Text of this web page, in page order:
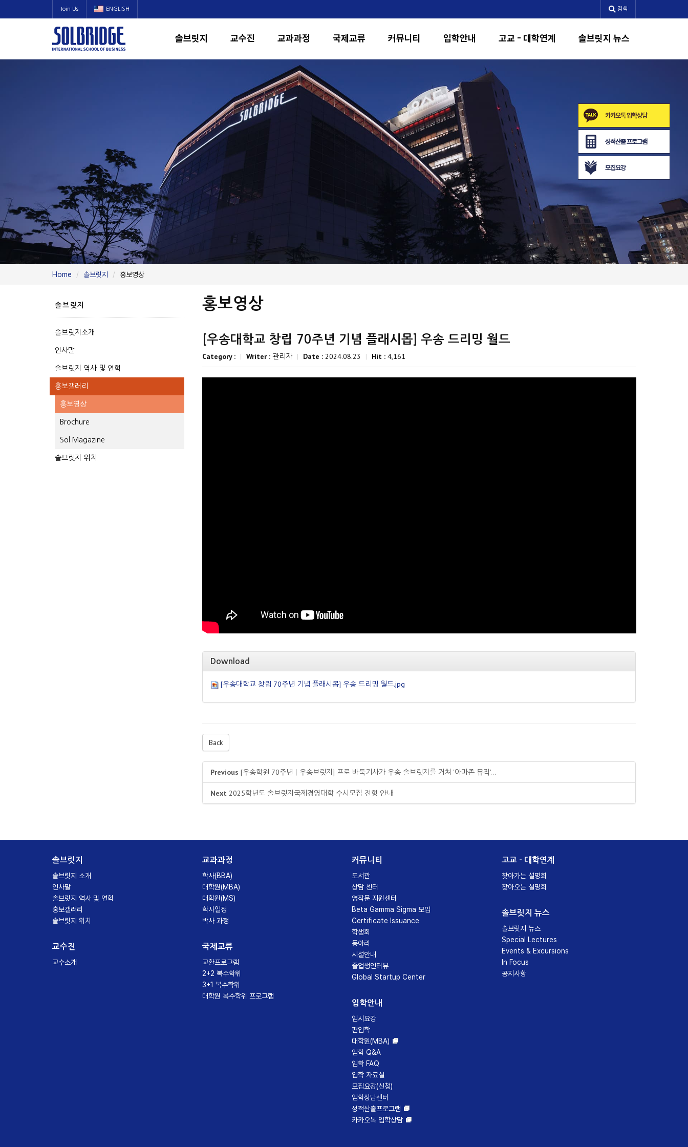
Join Us ENGLISH 검색
솔브릿지 교수진 교과과정 국제교류 커뮤니티 입학안내 고교 - 대학연계 솔브릿지 뉴스
Home 솔브릿지 홍보영상
솔브릿지
솔브릿지소개
인사말
솔브릿지 역사 및 연혁
홍보갤러리
홍보영상
Brochure
Sol Magazine
솔브릿지 위치
홍보영상
[우송대학교 창립 70주년 기념 플래시몹] 우송 드리밍 월드
Category : | Writer : 관리자 | Date : 2024.08.23 | Hit : 4,161
Download
[우송대학교 창립 70주년 기념 플래시몹] 우송 드리밍 월드.jpg
Back
Previous [우송학원 70주년｜우송브릿지] 프로 바둑기사가 우송 솔브릿지를 거쳐 '아마존 뮤직'...
Next 2025학년도 솔브릿지국제경영대학 수시모집 전형 안내
솔브릿지
솔브릿지 소개
인사말
솔브릿지 역사 및 연혁
홍보갤러리
솔브릿지 위치
교수진
교수소개
교과과정
학사(BBA)
대학원(MBA)
대학원(MS)
학사일정
박사 과정
국제교류
교환프로그램
2+2 복수학위
3+1 복수학위
대학원 복수학위 프로그램
커뮤니티
도서관
상담 센터
영작문 지원센터
Beta Gamma Sigma 모임
Certificate Issuance
학생회
동아리
시설안내
졸업생인터뷰
Global Startup Center
입학안내
입시요강
편입학
대학원(MBA)
입학 Q&A
입학 FAQ
입학 자료실
모집요강(신청)
입학상담센터
성적산출프로그램
카카오톡 입학상담
고교 - 대학연계
찾아가는 설명회
찾아오는 설명회
솔브릿지 뉴스
솔브릿지 뉴스
Special Lectures
Events & Excursions
In Focus
공지사항
카카오톡 입학상담
성적산출 프로그램
모집요강